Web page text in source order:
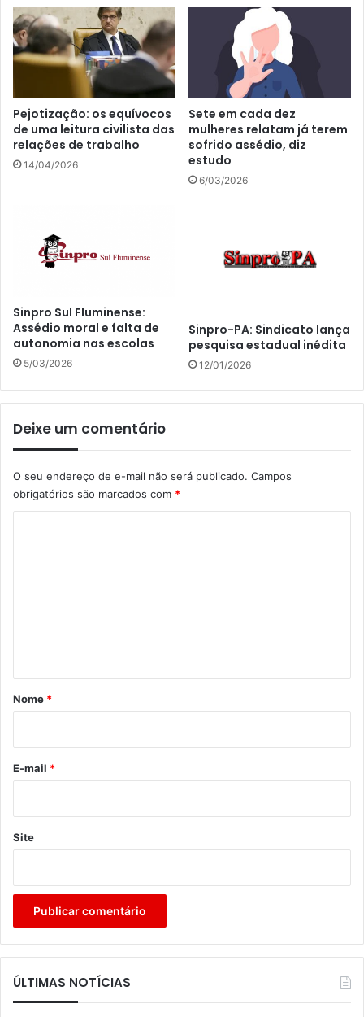
Pejotização: os equívocos
de uma leitura civilista das
relações de trabalho
14/04/2026
Sete em cada dez
mulheres relatam já terem
sofrido assédio, diz
estudo
6/03/2026
Sinpro Sul Fluminense:
Assédio moral e falta de
autonomia nas escolas
5/03/2026
Sinpro-PA: Sindicato lança
pesquisa estadual inédita
12/01/2026
Deixe um comentário
O seu endereço de e-mail não será publicado. Campos
obrigatórios são marcados com *
r
*
Nome *
E-mail *
Site
ÚLTIMAS NOTÍCIAS